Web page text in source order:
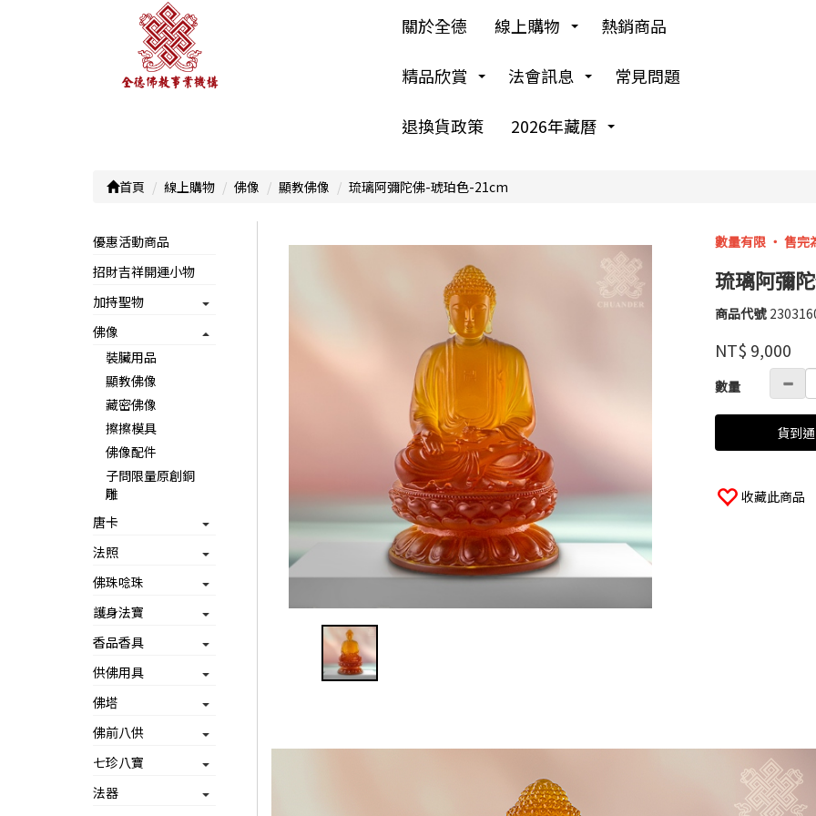
關於全德 線上購物 熱銷商品
精品欣賞 法會訊息 常見問題
退換貨政策 2026年藏曆
首頁 線上購物 佛像 顯教佛像 琉璃阿彌陀佛-琥珀色-21cm
優惠活動商品
招財吉祥開運小物
加持聖物
佛像
裝臟用品
顯教佛像
藏密佛像
擦擦模具
佛像配件
子問限量原創銅
雕
唐卡
法照
佛珠唸珠
護身法寶
香品香具
供佛用具
佛塔
佛前八供
七珍八寶
法器
數量有限 ‧ 售完
琉璃阿彌
商品代號
品牌
高
婉
瑜
NT$ 9,000
數量
貨到
收藏此商品